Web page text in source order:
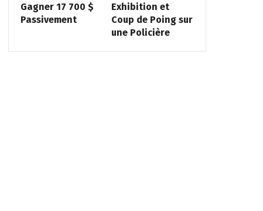
Gagner 17 700 $
Passivement
Exhibition et
Coup de Poing sur
une Policière